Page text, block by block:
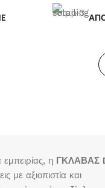
η ΓΚΛΑΒΑΣ
με αξιοπιστία και